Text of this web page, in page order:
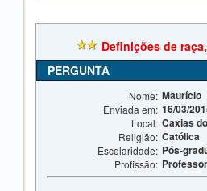
Definições de
PERGUNTA
Nome: Maurício
Enviada em: 16/03/
Local: Caxias
Religião: Católica
Escolaridade: Pós-
Profissão: Professor